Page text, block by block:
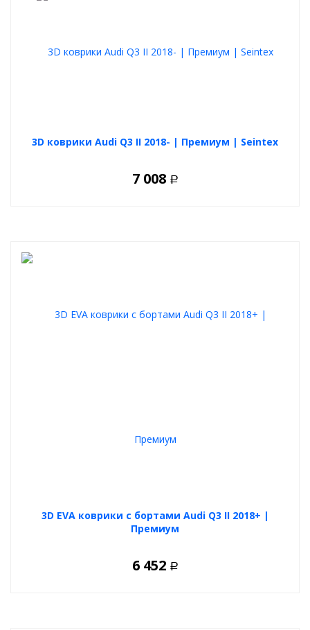
Выбирайте ковры из своих предпочтений, любой вариант
будет отличной покупкой.
3D коврики Audi Q3 II 2018- | Премиум | Seintex
7 008 Р
3D EVA коврики с бортами Audi Q3 II 2018+ |
Премиум
6 452 Р